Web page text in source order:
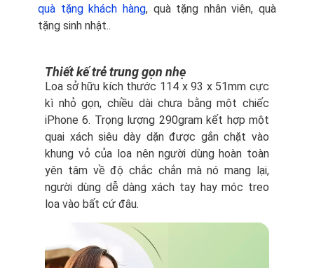
quà tặng khách hàng, quà tặng nhân viên, quà
tặng sinh nhật..
Thiết kế trẻ trung gọn nhẹ
Loa sở hữu kích thước 114 x 93 x 51mm cực
kì nhỏ gọn, chiều dài chưa bằng một chiếc
iPhone 6. Trọng lượng 290gram kết hợp một
quai xách siêu dày dặn được gắn chặt vào
khung vỏ của loa nên người dùng hoàn toàn
yên tâm về độ chắc chắn mà nó mang lại,
người dùng dễ dàng xách tay hay móc treo
loa vào bất cứ đâu.